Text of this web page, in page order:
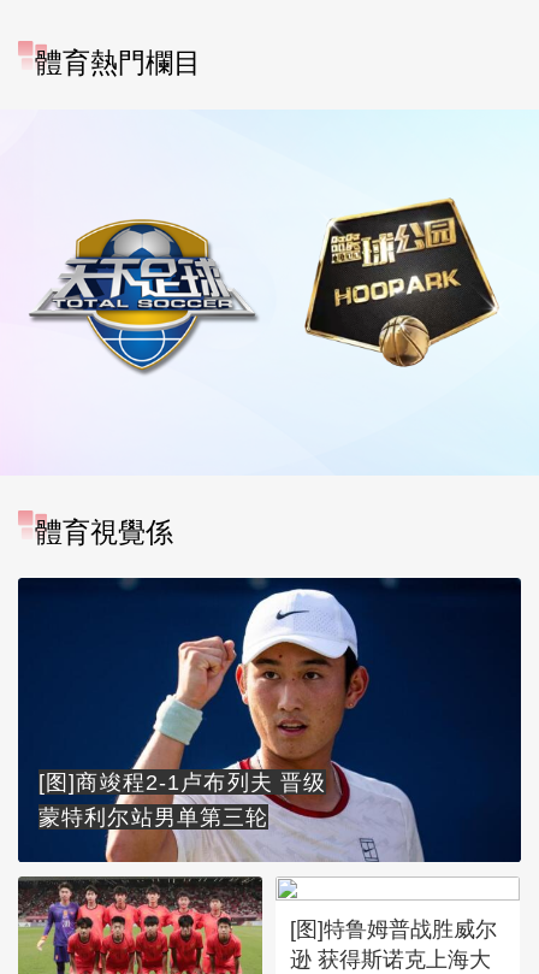
體育熱門欄目
體育視覺係
[图]商竣程2-1卢布列夫 晋级
蒙特利尔站男单第三轮
[图]特鲁姆普战胜威尔
逊 获得斯诺克上海大